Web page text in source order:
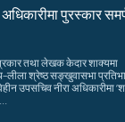
पुरस्कार
तथा लेखक केदार शाक्यमा
श्रेष्ठ सङ्खुवासभा
उपसचिव नीरा अधिकारीमा